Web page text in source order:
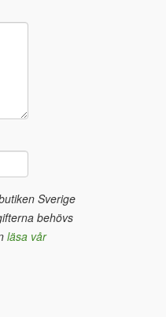
Sverige
behövs
läsa vår